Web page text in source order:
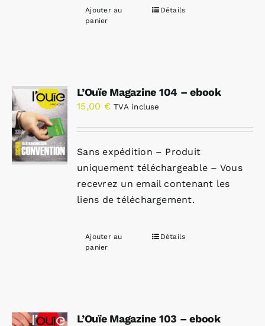
Ajouter au
panier
Détails
L’Ouïe Magazine 104 – ebook
15,00 € TVA incluse
Sans expédition – Produit
uniquement téléchargeable – Vous
recevrez un email contenant les
liens de téléchargement.
Ajouter au
panier
Détails
L’Ouïe Magazine 103 – ebook